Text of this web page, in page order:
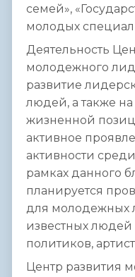
семей»,
молодых
Деятельность
молодежного
развитие
людей, а также
жизненной
активное
активности
рамках данного
планируется
для молодежных
известных
политиков,
Центр развития